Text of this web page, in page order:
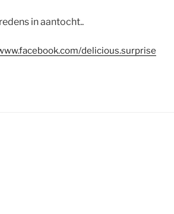
in aantocht..
delicious.surprise